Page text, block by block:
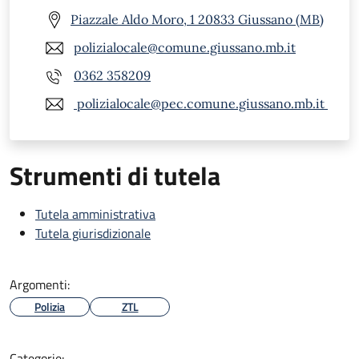
Piazzale Aldo Moro, 1 20833 Giussano (MB)
polizialocale@comune.giussano.mb.it
0362 358209
polizialocale@pec.comune.giussano.mb.it
Strumenti di tutela
Tutela amministrativa
Tutela giurisdizionale
Argomenti:
Polizia ZTL